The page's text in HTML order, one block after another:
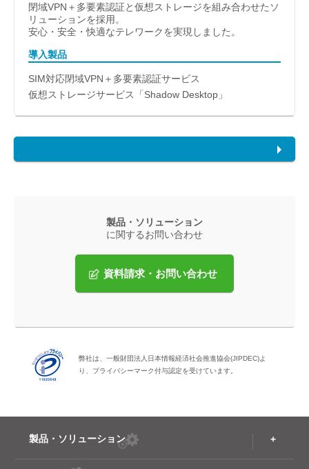
閉域VPN＋多要素認証と仮想ストレージを組み合わせたソ
リューションを採用。
安心・安全・快適なテレワークを実現しました。
導入製品
SIM対応閉域VPN＋多要素認証サービス
仮想ストレージサービス「Shadow Desktop」
製品・ソリューション
に関するお問い合わせ
資料請求・お問い合わせ
弊社は、一般財団法人日本情報経済社会推進協会(JIPDEC)よ
り、プライバシーマーク付与認定を受けています。
製品・ソリューション